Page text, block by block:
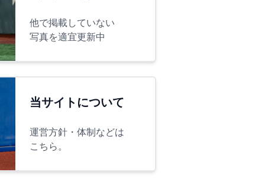
他で掲載していない
写真を適宜更新中
当サイトについて
運営方針・体制などは
こちら。